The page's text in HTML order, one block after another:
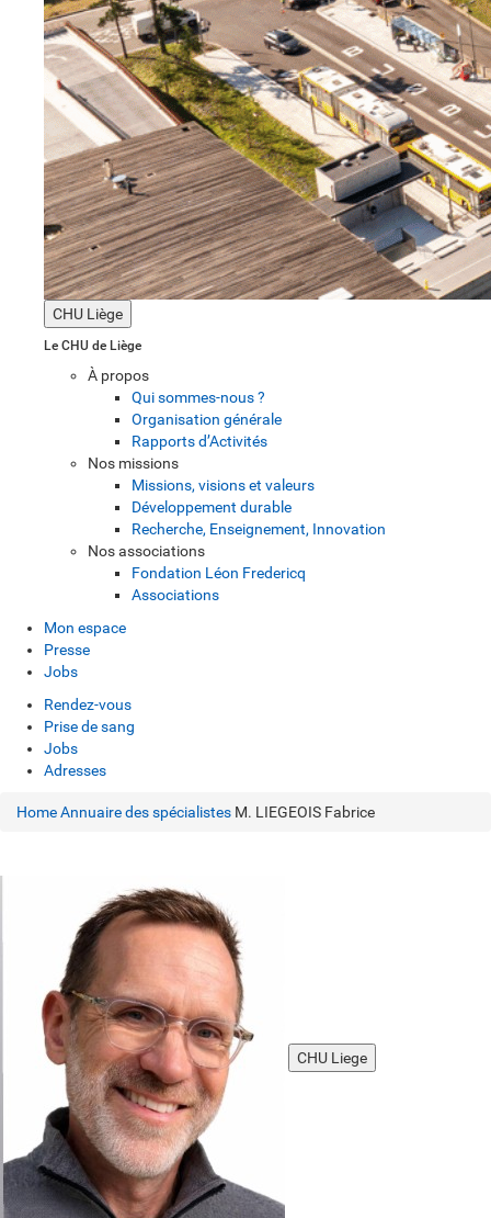
CHU Liège
Le CHU de Liège
À propos
Qui sommes-nous ?
Organisation générale
Rapports d’Activités
Nos missions
Missions, visions et valeurs
Développement durable
Recherche, Enseignement, Innovation
Nos associations
Fondation Léon Fredericq
Associations
Mon espace
Presse
Jobs
Rendez-vous
Prise de sang
Jobs
Adresses
HomeAnnuaire des spécialistes M. LIEGEOIS Fabrice
CHU Liege